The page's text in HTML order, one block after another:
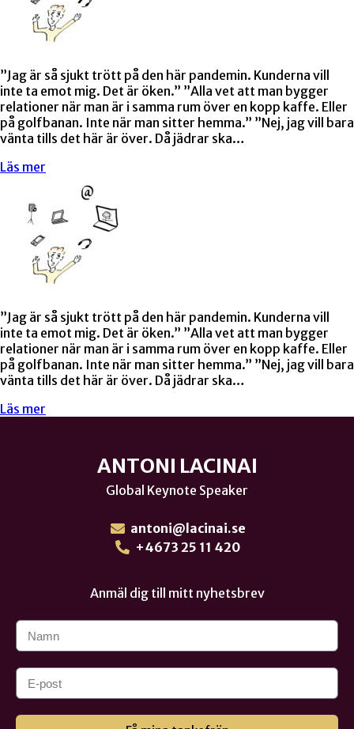
”Jag är så sjukt trött på den här pandemin. Kunderna vill
inte ta emot mig. Det är öken.” ”Alla vet att man bygger
relationer när man är i samma rum över en kopp kaffe. Eller
på golfbanan. Inte när man sitter hemma.” ”Nej, jag vill bara
vänta tills det här är över. Då jädrar ska…
Läs mer
”Jag är så sjukt trött på den här pandemin. Kunderna vill
inte ta emot mig. Det är öken.” ”Alla vet att man bygger
relationer när man är i samma rum över en kopp kaffe. Eller
på golfbanan. Inte när man sitter hemma.” ”Nej, jag vill bara
vänta tills det här är över. Då jädrar ska…
Läs mer
ANTONI LACINAI
Global Keynote Speaker
antoni@lacinai.se
+4673 25 11 420
Anmäl dig till mitt nyhetsbrev